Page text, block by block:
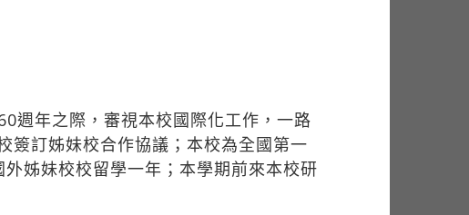
週年之際，審視本校國際化工作，一路
簽訂姊妹校合作協議；本校為全國第一
姊妹校校留學一年；本學期前來本校研